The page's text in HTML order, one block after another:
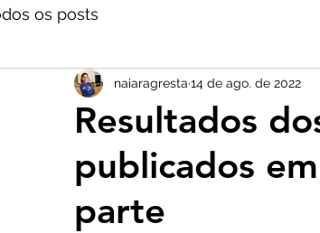
os posts
Resultados
publicados
parte
naiaragresta 14 de ago. de 2022